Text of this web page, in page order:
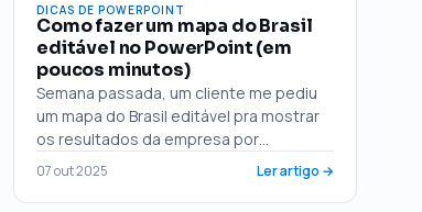
DICAS DE POWERPOINT
Como fazer um mapa do Brasil
editável no PowerPoint (em
poucos minutos)
Semana passada, um cliente me pediu
um mapa do Brasil editável pra mostrar
os resultados da empresa por…
07 out 2025 Ler artigo →